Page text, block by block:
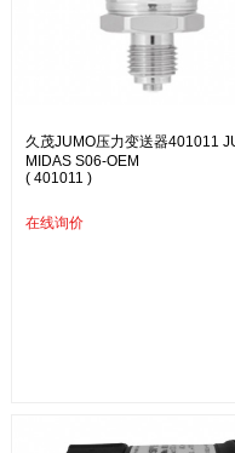
久茂JUMO压力变送器401011
MIDAS S06-OEM
( 401011 )
在线询价